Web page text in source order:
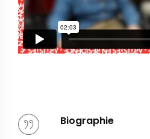
Biographie